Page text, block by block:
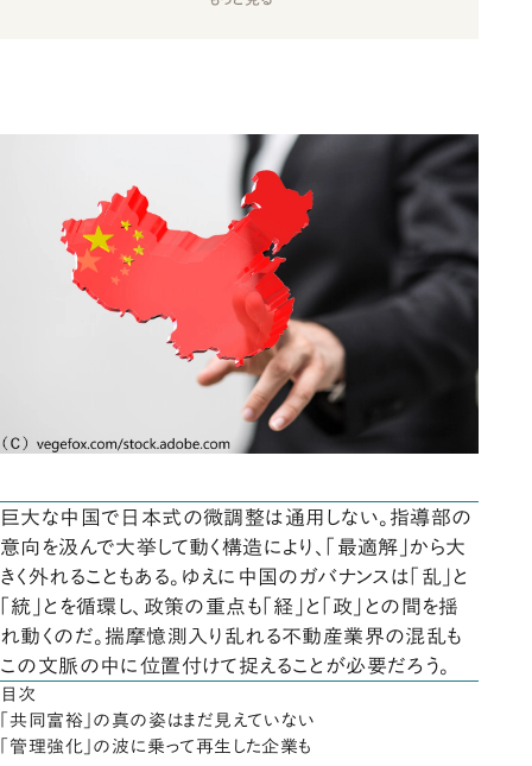
巨大な中国で日本式の微調整は通用しない。指導部の
意向を汲んで大挙して動く構造により、「最適解」から大
きく外れることもある。ゆえに中国のガバナンスは「乱」と
「統」とを循環し、政策の重点も「経」と「政」との間を揺
れ動くのだ。揣摩憶測入り乱れる不動産業界の混乱も
この文脈の中に位置付けて捉えることが必要だろう。
目次
「共同富裕」の真の姿はまだ見えていない
「管理強化」の波に乗って再生した企業も